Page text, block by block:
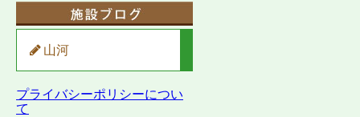
山河
プライバシーポリシーについ
て